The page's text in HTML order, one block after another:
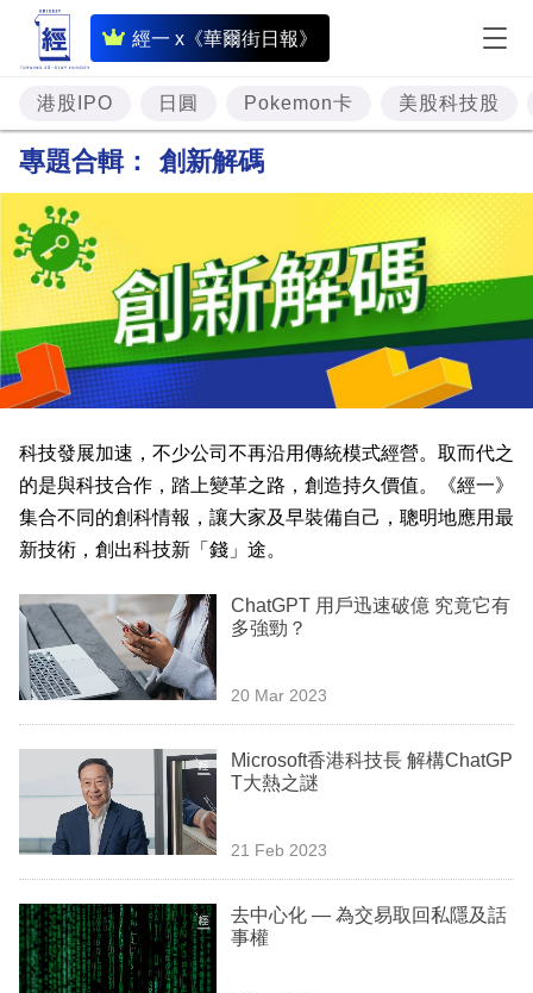
經一 x《華爾街日報》
即
時
財
經
投
資
樓
市
財
商
業
科
技
職
活
時
事
專
欄
港股IPO 日圓 Pokemon卡 美股科技股
專題合輯： 創新解碼
科技發展加速，不少公司不再沿用傳統模式經營。取而代之
的是與科技合作，踏上變革之路，創造持久價值。《經一》
集合不同的創科情報，讓大家及早裝備自己，聰明地應用最
新技術，創出科技新「錢」途。
ChatGPT 用戶迅速破億 究竟它有
多強勁？
20 Mar 2023
Microsoft香港科技長 解構ChatGP
T大熱之謎
21 Feb 2023
去中心化 — 為交易取回私隱及話
事權